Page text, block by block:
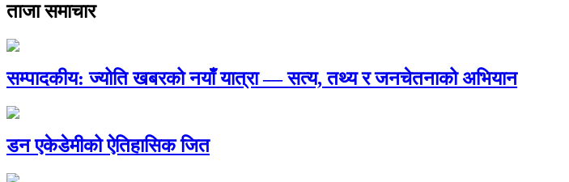
ताजा समाचार
सम्पादकीय: ज्योति खबरको नयाँ यात्रा — सत्य, तथ्य र जनचेतनाको अभियान
डन एकेडेमीको ऐतिहासिक जित